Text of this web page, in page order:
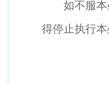
如不服
得停止执行